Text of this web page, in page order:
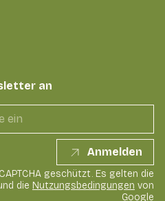
an
Anmelden
geschützt. Es gelten die
die Nutzungsbedingungen von
Google